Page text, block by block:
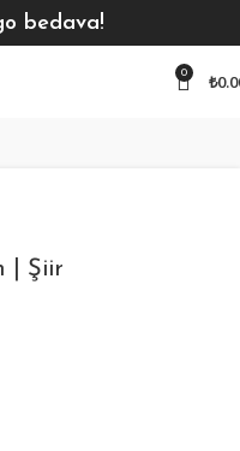
bedava!
0 ₺
| Şiir